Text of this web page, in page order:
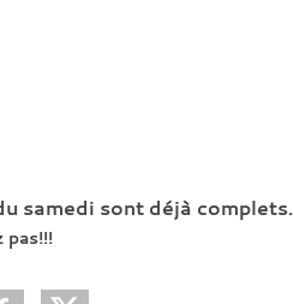
samedi sont déjà complets.
pas!!!